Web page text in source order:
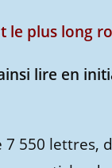
le plus long
lire en
550 lettres,